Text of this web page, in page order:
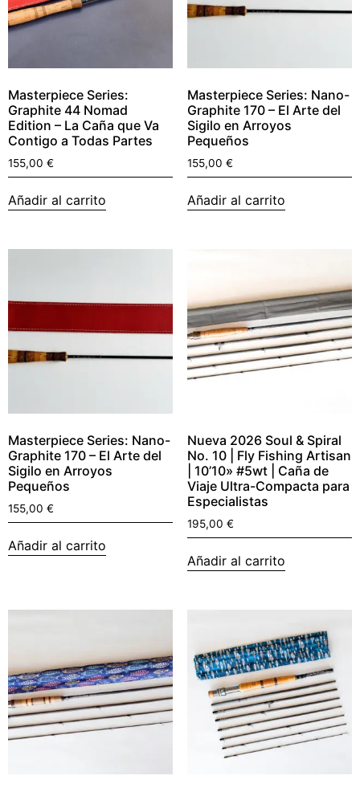
Masterpiece Series:
Graphite 44 Nomad
Edition – La Caña que Va
Contigo a Todas Partes
155,00 €
Añadir al carrito
Masterpiece Series: Nano-
Graphite 170 – El Arte del
Sigilo en Arroyos
Pequeños
155,00 €
Añadir al carrito
Masterpiece Series: Nano-
Graphite 170 – El Arte del
Sigilo en Arroyos
Pequeños
155,00 €
Añadir al carrito
Nueva 2026 Soul & Spiral
No. 10 | Fly Fishing Artisan
| 10’10» #5wt | Caña de
Viaje Ultra-Compacta para
Especialistas
195,00 €
Añadir al carrito